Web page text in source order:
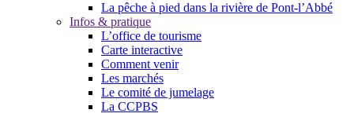
La pêche à pied dans la rivière de Pont-l’Abbé
Infos & pratique
L’office de tourisme
Carte interactive
Comment venir
Les marchés
Le comité de jumelage
La CCPBS